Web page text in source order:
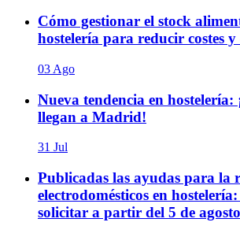
Cómo gestionar el stock
hostelería para reducir costes y
03 Ago
Nueva tendencia en hostelería:
llegan a Madrid!
31 Jul
Publicadas las ayudas para la
electrodomésticos en
solicitar a partir del 5 de agosto